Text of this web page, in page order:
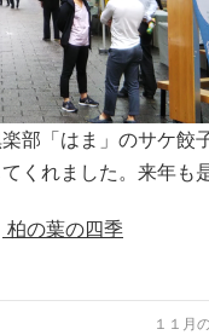
部「はま」のサケ餃
くれました。来年も
柏の葉の四季
１１月